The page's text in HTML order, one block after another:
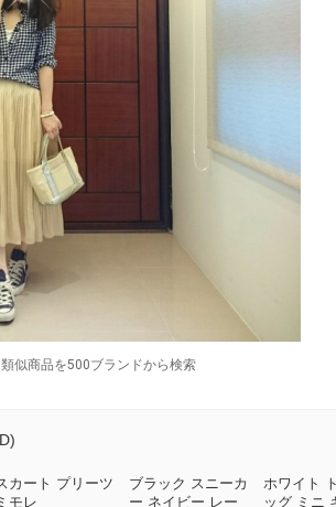
類似商品を500ブランドから検索